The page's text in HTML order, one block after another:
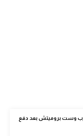
وست بروميتش بعد دفع